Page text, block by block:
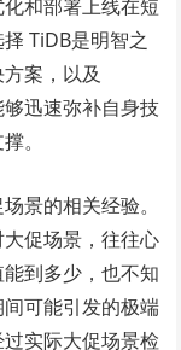
和部署上线在短
TiDB是明智之
案，以及
迅速弥补自身技
。
景的相关经验。
促场景，往往心
到多少，也不知
可能引发的极端
实际大促场景检